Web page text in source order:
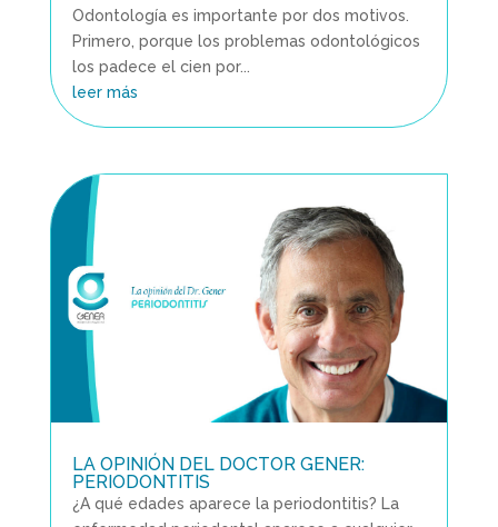
Odontología es importante por dos motivos.
Primero, porque los problemas odontológicos
los padece el cien por...
leer más
LA OPINIÓN DEL DOCTOR GENER:
PERIODONTITIS
¿A qué edades aparece la periodontitis? La